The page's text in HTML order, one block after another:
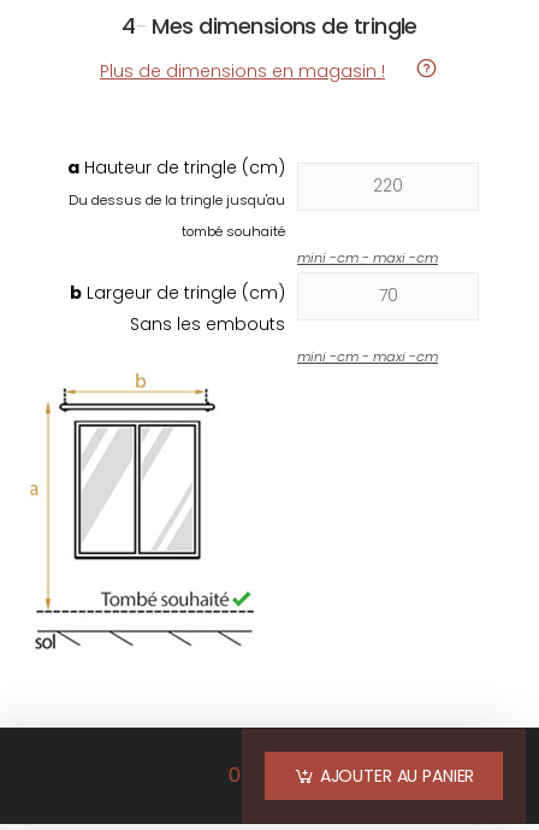
4- Mes dimensions de tringle
Plus de dimensions en magasin !
a Hauteur de tringle (cm)
Du dessus de la tringle jusqu'au
tombé souhaité
mini-cm - maxi-cm
b Largeur de tringle (cm)
Sans les embouts
mini-cm - maxi-cm
0 AJOUTER AU PANIER